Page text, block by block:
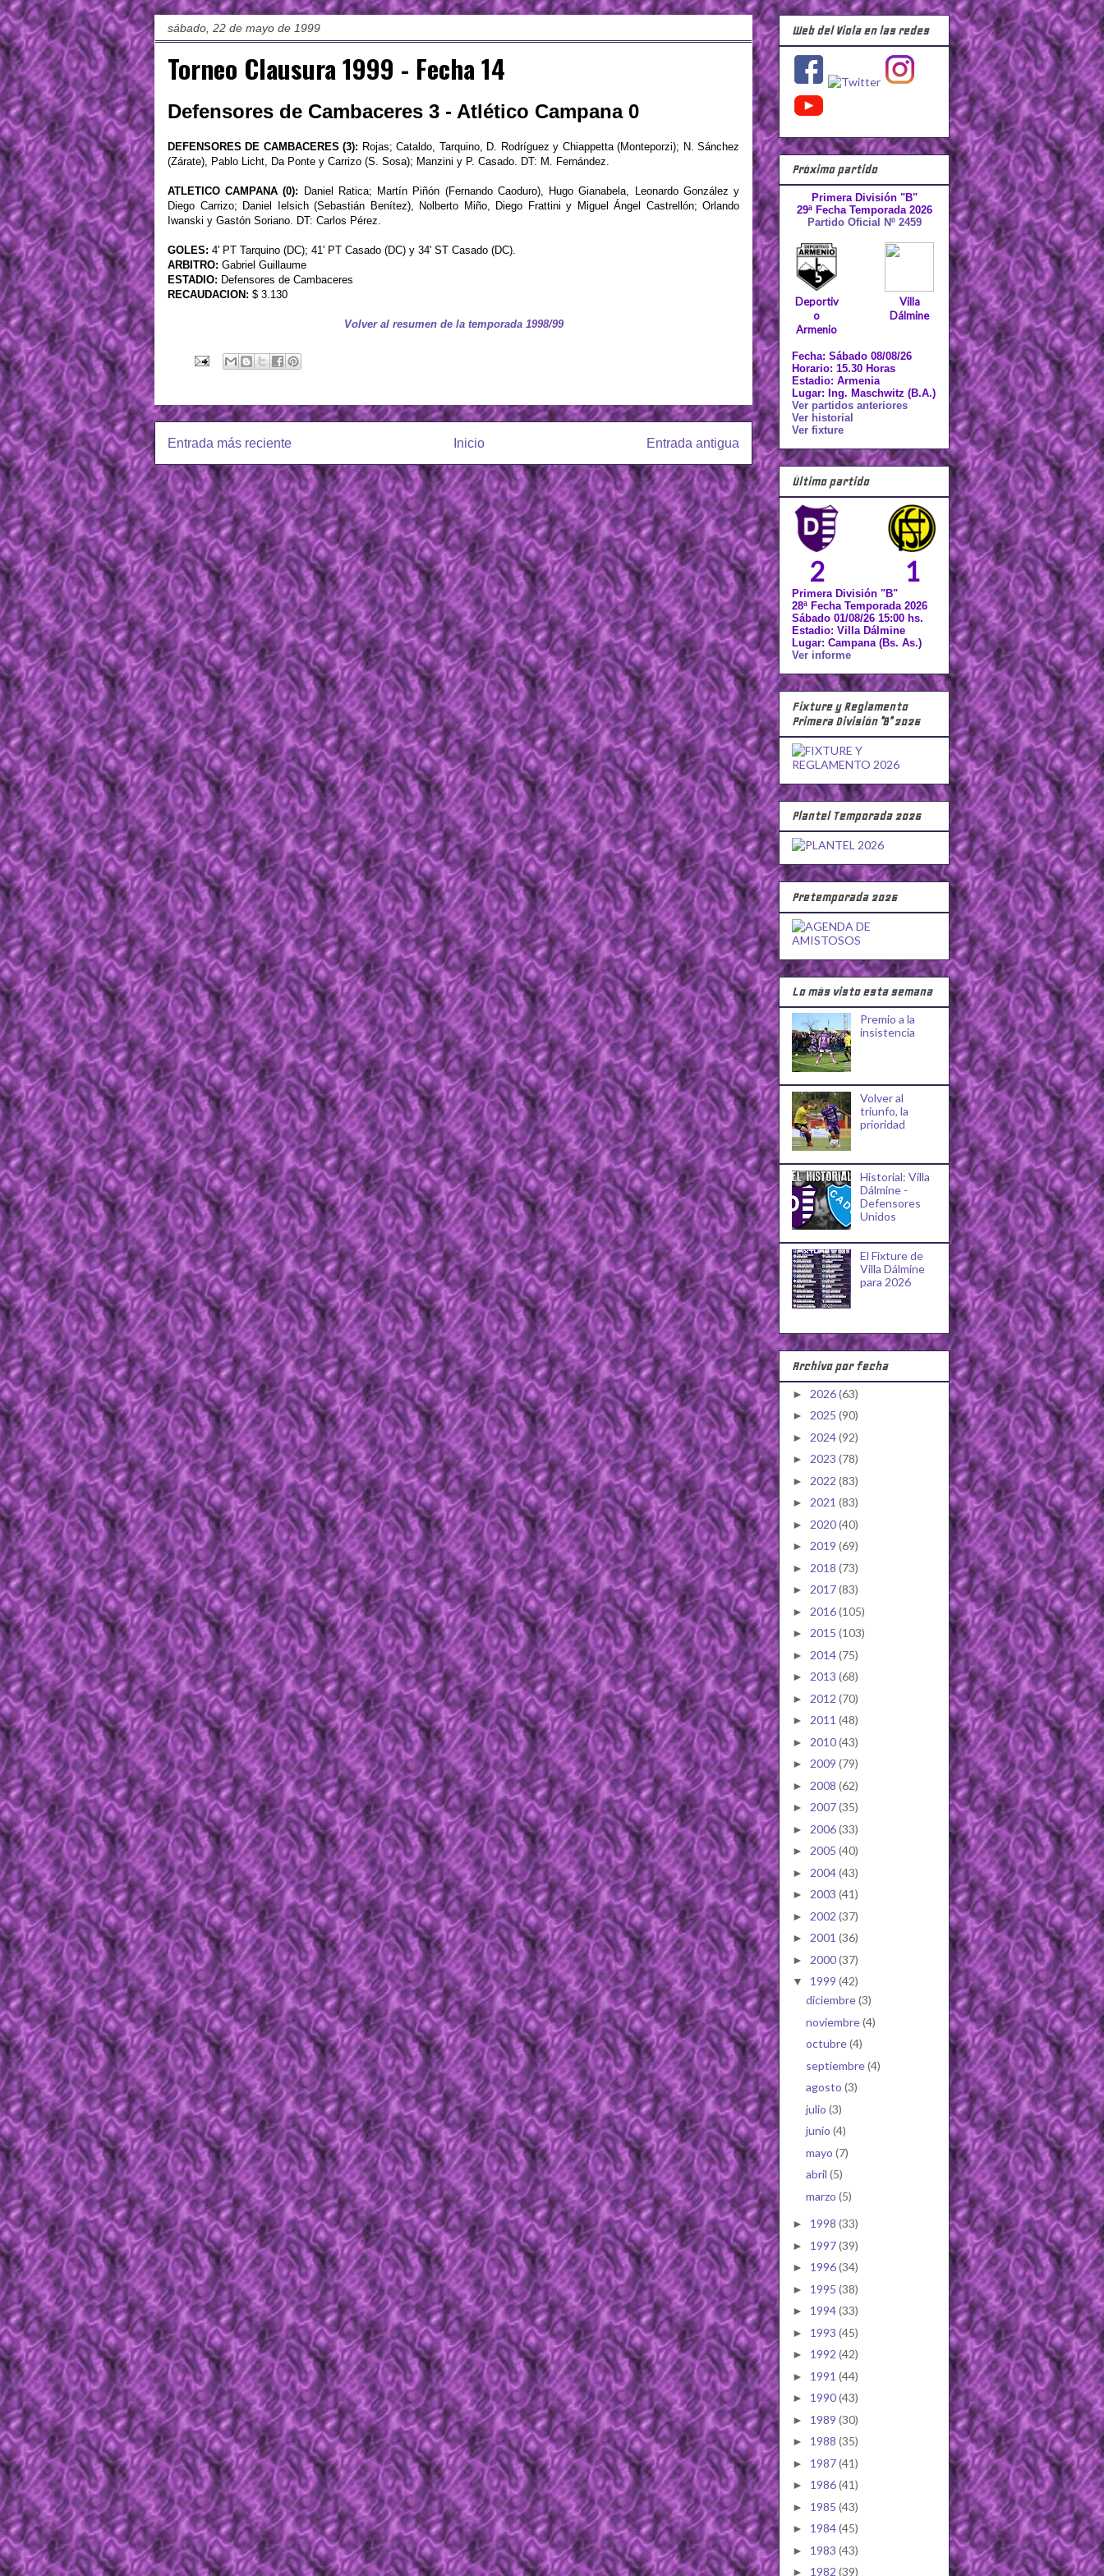
sábado, 22 de mayo de 1999
Torneo Clausura 1999 - Fecha 14
Defensores de Cambaceres 3 - Atlético Campana 0
DEFENSORES DE CAMBACERES (3): Rojas; Cataldo, Tarquino, D. Rodríguez y Chiappetta (Monteporzi); N. Sánchez
(Zárate), Pablo Licht, Da Ponte y Carrizo (S. Sosa); Manzini y P. Casado. DT: M. Fernández.
ATLETICO CAMPANA (0): Daniel Ratica; Martín Piñón (Fernando Caoduro), Hugo Gianabela, Leonardo González y
Diego Carrizo; Daniel Ielsich (Sebastián Benítez), Nolberto Miño, Diego Frattini y Miguel Ángel Castrellón; Orlando
Iwanski y Gastón Soriano. DT: Carlos Pérez.
GOLES: 4' PT Tarquino (DC); 41' PT Casado (DC) y 34' ST Casado (DC).
ARBITRO: Gabriel Guillaume
ESTADIO: Defensores de Cambaceres
RECAUDACION: $ 3.130
Volver al resumen de la temporada 1998/99
Entrada más reciente Entrada antigua
Inicio
Web del Viola en las redes
Próximo partido
Primera División "B"
29ª Fecha Temporada 2026
Partido Oficial Nº 2459
Deportiv
o
Armenio
Villa
Dálmine
Fecha: Sábado 08/08/26
Horario: 15.30 Horas
Estadio: Armenia
Lugar: Ing. Maschwitz (B.A.)
Ver partidos anteriores
Ver historial
Ver fixture
Último partido
2 1
Primera División "B"
28ª Fecha Temporada 2026
Sábado 01/08/26 15:00 hs.
Estadio: Villa Dálmine
Lugar: Campana (Bs. As.)
Ver informe
Fixture y Reglamento
Primera División "B" 2026
Plantel Temporada 2026
Pretemporada 2026
Lo más visto esta semana
Premio a la
insistencia
Volver al
triunfo, la
prioridad
Historial: Villa
Dálmine -
Defensores
Unidos
El Fixture de
Villa Dálmine
para 2026
Archivo por fecha
► 2026(63)
► 2025 (90)
► 2024(92)
► 2023 (78)
► 2022 (83)
► 2021 (83)
► 2020(40)
► 2019 (69)
► 2018 (73)
► 2017(83)
► 2016(105)
► 2015 (103)
► 2014(75)
► 2013 (68)
► 2012 (70)
► 2011 (48)
► 2010(43)
► 2009 (79)
► 2008 (62)
► 2007(35)
► 2006(33)
► 2005 (40)
► 2004(43)
► 2003 (41)
► 2002 (37)
► 2001 (36)
► 2000(37)
▼ 1999 (42)
diciembre(3)
noviembre(4)
octubre(4)
septiembre(4)
agosto (3)
julio (3)
junio (4)
mayo (7)
abril (5)
marzo (5)
► 1998 (33)
► 1997(39)
► 1996(34)
► 1995 (38)
► 1994(33)
► 1993 (45)
► 1992 (42)
► 1991 (44)
► 1990(43)
► 1989 (30)
► 1988 (35)
► 1987(41)
► 1986(41)
► 1985 (43)
► 1984(45)
► 1983 (43)
► 1982 (39)